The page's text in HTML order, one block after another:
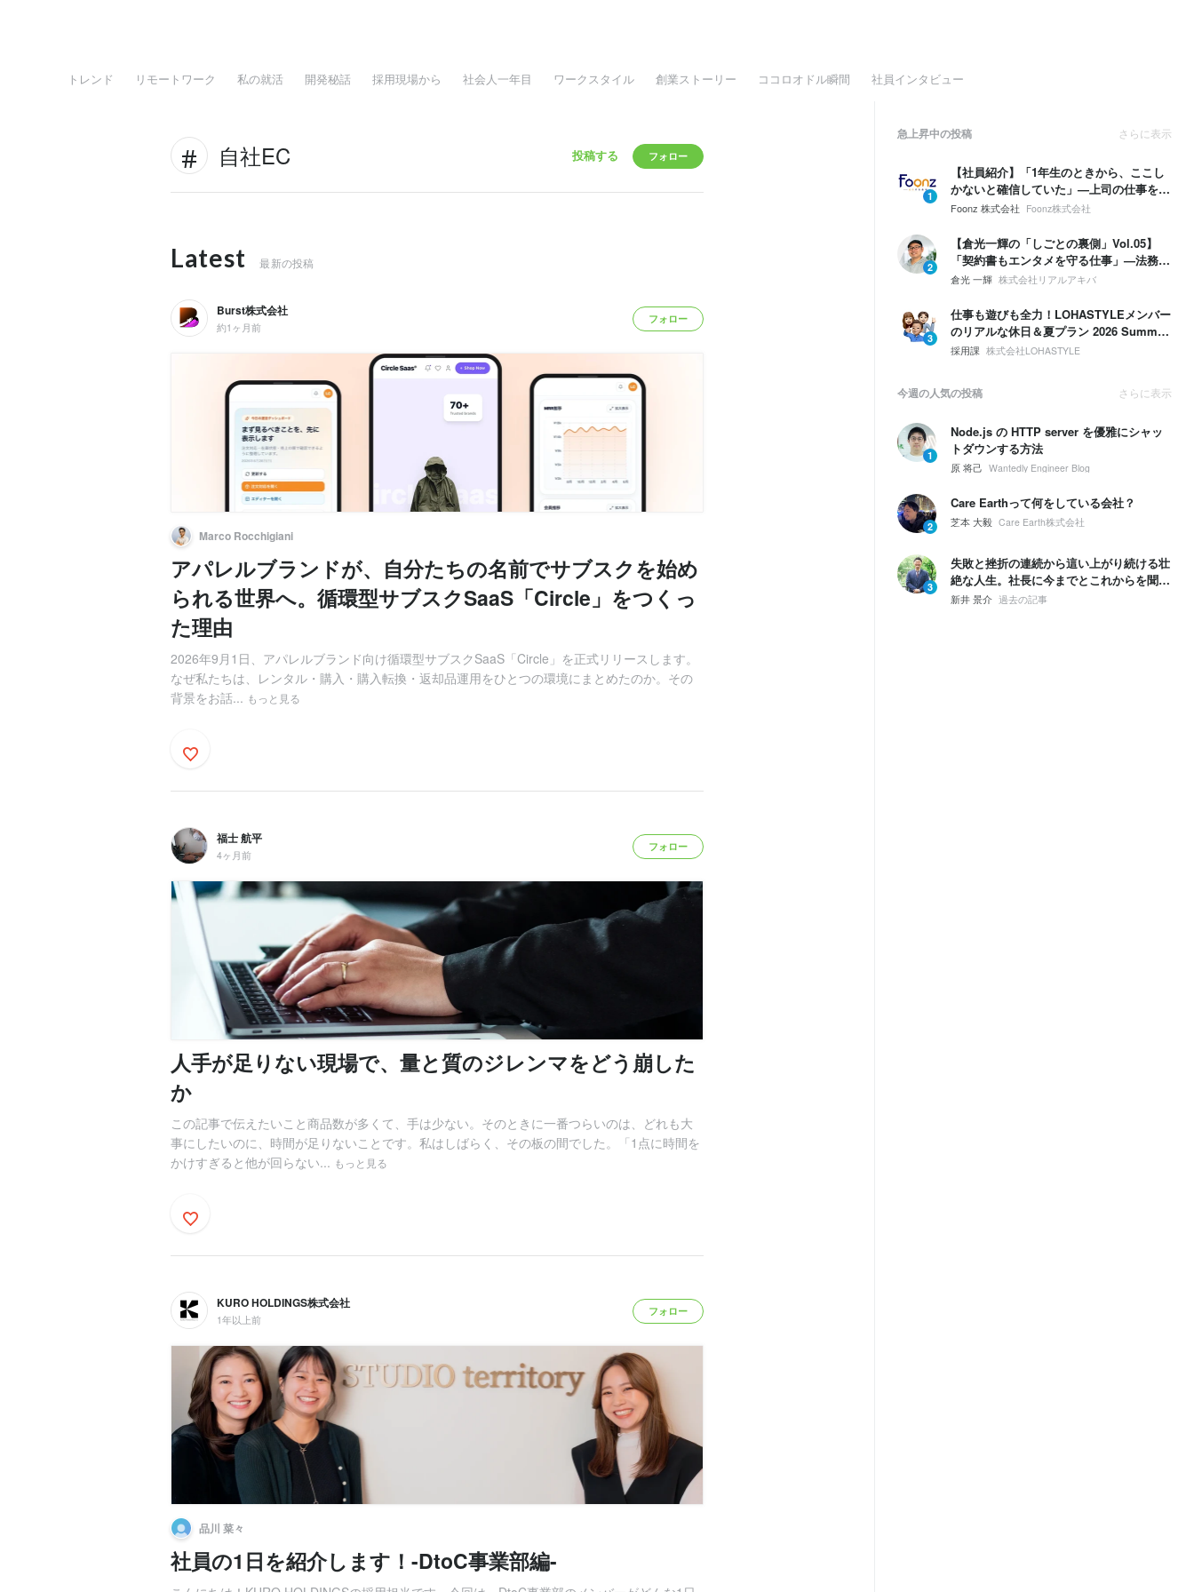
トレンド リモートワーク 私の就活 開発秘話 採用現場から 社会人一年目 ワークスタイル 創業ストーリー ココロオドル瞬間 社員インタビュー
自社EC 投稿する フォロー
Latest 最新の投稿
Burst株式会社
約1ヶ月前
フォロー
Marco Rocchigiani
アパレルブランドが、自分たちの名前でサブスクを始め
られる世界へ。循環型サブスクSaaS「Circle」をつくっ
た理由
2026年9月1日、アパレルブランド向け循環型サブスクSaaS「Circle」を正式リリースします。
なぜ私たちは、レンタル・購入・購入転換・返却品運用をひとつの環境にまとめたのか。その
背景をお話... もっと見る
福士 航平
4ヶ月前
フォロー
人手が足りない現場で、量と質のジレンマをどう崩した
か
この記事で伝えたいこと商品数が多くて、手は少ない。そのときに一番つらいのは、どれも大
事にしたいのに、時間が足りないことです。私はしばらく、その板の間でした。「1点に時間を
かけすぎると他が回らない... もっと見る
KURO HOLDINGS株式会社
1年以上前
フォロー
品川 菜々
社員の1日を紹介します！-DtoC事業部編-
急上昇中の投稿 さらに表示
1
【社員紹介】「1年生のときから、ここし
かないと確信していた」—上司の仕事を奪
う勢いで、自分の領域を広げていく。
Foonz 株式会社 Foonz株式会社
2
【倉光一輝の「しごとの裏側」Vol.05】
「契約書もエンタメを守る仕事」—法務は
ブレーキじゃない。挑戦するための保険。
倉光 一輝 株式会社リアルアキバ
3
仕事も遊びも全力！LOHASTYLEメンバー
のリアルな休日＆夏プラン 2026 Summer
🌴☀️
採用課 株式会社LOHASTYLE
今週の人気の投稿 さらに表示
1
Node.js の HTTP server を優雅にシャッ
トダウンする方法
原 将己 Wantedly Engineer Blog
2
Care Earthって何をしている会社？
芝本 大毅 Care Earth株式会社
3
失敗と挫折の連続から這い上がり続ける壮
絶な人生。社長に今までとこれからを聞い
てみた。
新井 景介 過去の記事